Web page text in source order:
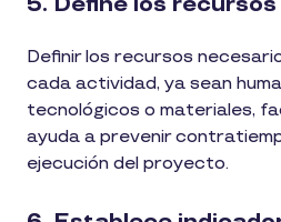
Definir los recursos
cada actividad, ya sean
tecnológicos o materiales,
ayuda a prevenir
ejecución del proyecto.